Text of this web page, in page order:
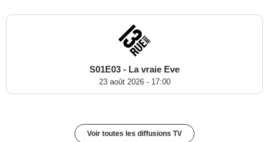
S01E03 - La vraie Eve
23 août 2026 - 17:00
Voir toutes les diffusions TV